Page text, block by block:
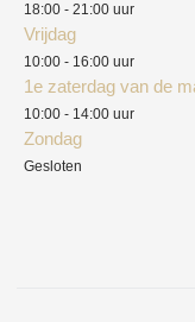
18:00 - 21:00 uur
Vrijdag
10:00 - 16:00 uur
1e zaterdag van de
10:00 - 14:00 uur
Zondag
Gesloten